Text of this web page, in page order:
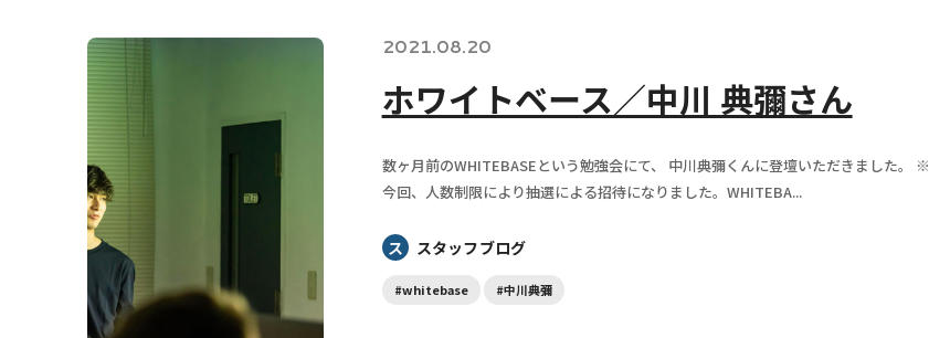
2021.08.20
ホワイトベース／中川 典彌さん
数ヶ月前のWHITEBASEという勉強会にて、 中川典彌くんに登壇いただきました。 ※
今回、人数制限により抽選による招待になりました。WHITEBA...
ス スタッフブログ
#whitebase #中川典彌